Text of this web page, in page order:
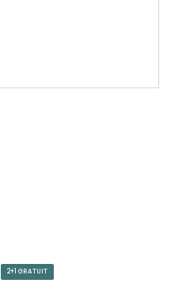
2+1 GRATUIT